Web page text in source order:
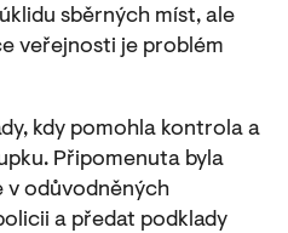
sběrných míst, ale
veřejnosti je problém
kdy pomohla kontrola a
Připomenuta byla
v odůvodněných
a předat podklady